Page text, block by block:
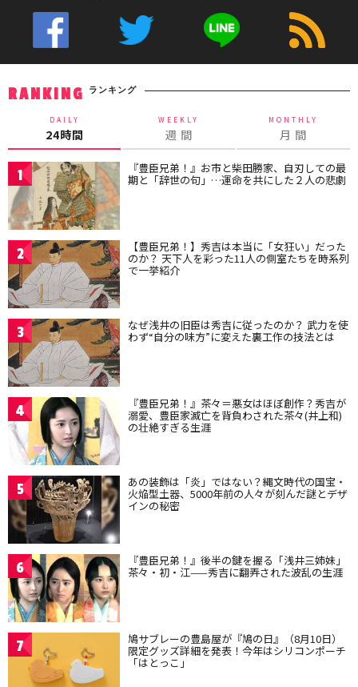
RANKING ランキング
DAILY
24時間
WEEKLY
週 間
MONTHLY
月 間
1 『豊臣兄弟！』お市と柴田勝家、自刃しての最
期と「辞世の句」…運命を共にした２人の悲劇
2 【豊臣兄弟！】秀吉は本当に「女狂い」だった
のか？ 天下人を彩った11人の側室たちを時系列
で一挙紹介
3 なぜ浅井の旧臣は秀吉に従ったのか？ 武力を使
わず“自分の味方”に変えた裏工作の技法とは
4 『豊臣兄弟！』茶々＝悪女はほぼ創作？秀吉が
溺愛、豊臣家滅亡を背負わされた茶々(井上和)
の壮絶すぎる生涯
5 あの装飾は「炎」ではない？縄文時代の国宝・
火焔型土器、5000年前の人々が刻んだ謎とデザ
インの秘密
6 『豊臣兄弟！』後半の鍵を握る「浅井三姉妹」
茶々・初・江——秀吉に翻弄された波乱の生涯
7 鳩サブレーの豊島屋が『鳩の日』（8月10日）
限定グッズ詳細を発表！今年はシリコンポーチ
「はとっこ」